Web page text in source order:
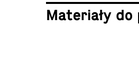
Ma­te­ria­ły do